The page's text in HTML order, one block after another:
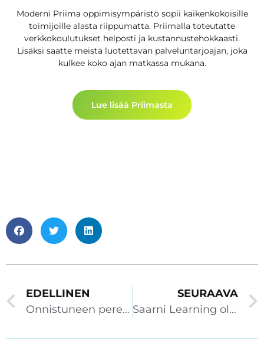
Moderni Priima oppimisympäristö sopii kaikenkokoisille
toimijoille alasta riippumatta. Priimalla toteutatte
verkkokoulutukset helposti ja kustannustehokkaasti.
Lisäksi saatte meistä luotettavan palveluntarjoajan, joka
kulkee koko ajan matkassa mukana.
Lue lisää Priimasta
EDELLINEN
Onnistuneen perehdyttämisen vaikutus työntekijäkokemukseen ja työyhteisön tehokkuuteen
SEURAAVA
Saarni Learning oli jälleen mukana ITK 2025-konferenssissa